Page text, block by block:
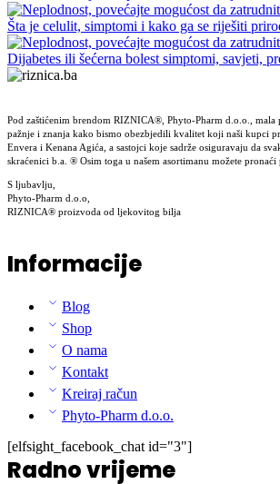
Šta je celulit, simptomi i kako ga se riješiti
Dijabetes ili šećerna bolest simptomi, savjeti,
Pod zaštićenim brendom RIZNICA®, Phyto-Pharm d.o.o.,
pažnje i znanja kako bismo obezbjedili kvalitet koji naši kupci
Envera i Kenana Agića, a sastojci koje sadrže osiguravaju da
skraćenici b.a. ® Osim toga u našem asortimanu možete
S ljubavlju,
Phyto-Pharm d.o.o,
RIZNICA® proizvoda od ljekovitog bilja
Informacije
Blog
Shop
O nama
Kontakt
Kreiraj račun
Phyto-Pharm d.o.o.
[elfsight_facebook_chat id="3"]
Radno vrijeme